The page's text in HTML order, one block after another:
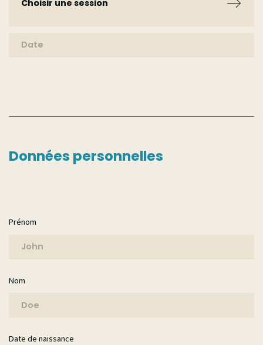
Choisir une session
Choisir une session
Données personnelles
Prénom
Nom
Date de naissance